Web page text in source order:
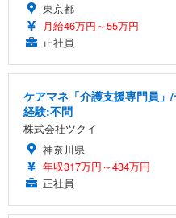
東京都
月給46万円～55万円
正社員
ケアマネ「介護支援専門員
経験:不問
株式会社ツクイ
神奈川県
年収317万円～434万円
正社員